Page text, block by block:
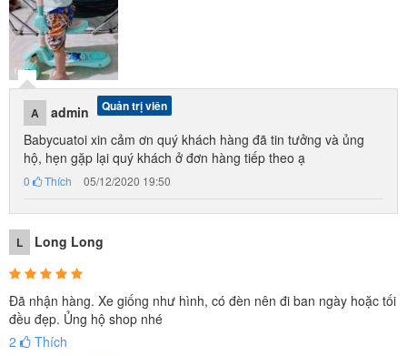
A admin Quản trị viên
Babycuatoi xin cảm ơn quý khách hàng đã tin tưởng và ủng
hộ, hẹn gặp lại quý khách ở đơn hàng tiếp theo ạ
0 Thích 05/12/2020 19:50
L Long Long
Đã nhận hàng. Xe giống như hình, có đèn nên đi ban ngày hoặc tối
đều đẹp. Ủng hộ shop nhé
2
Thích